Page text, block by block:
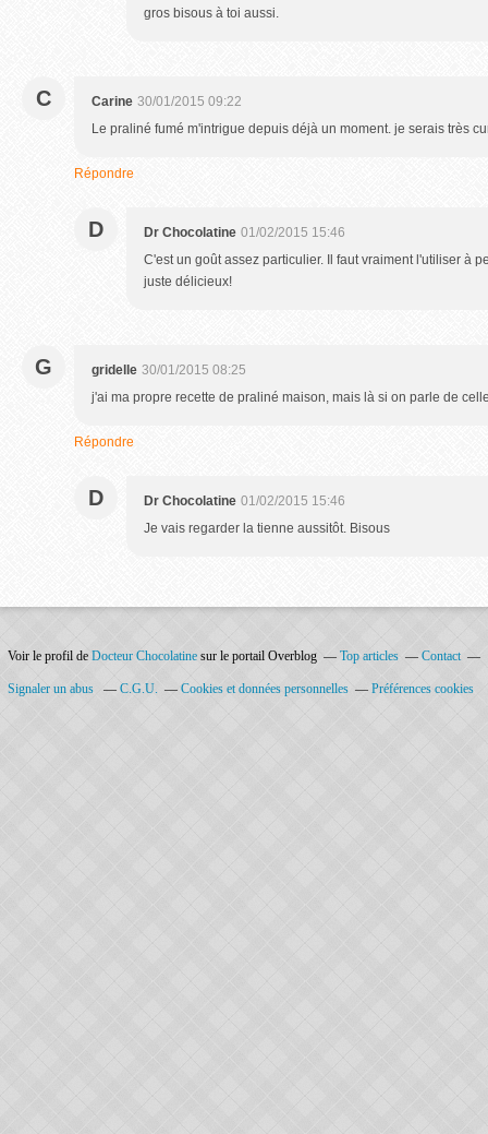
gros bisous à toi aussi.
C Carine 30/01/2015 09:22
Le praliné fumé m'intrigue depuis déjà un moment. je serais très
Répondre
D Dr Chocolatine 01/02/2015 15:46
C'est un goût assez particulier. Il faut vraiment l'utiliser à
juste délicieux!
G gridelle 30/01/2015 08:25
j'ai ma propre recette de praliné maison, mais là si on parle de
Répondre
D Dr Chocolatine 01/02/2015 15:46
Je vais regarder la tienne aussitôt. Bisous
Voir le profil de Docteur Chocolatine sur le portail Overblog Top articles Contact
Signaler un abus C.G.U. Cookies et données personnelles Préférences cookies